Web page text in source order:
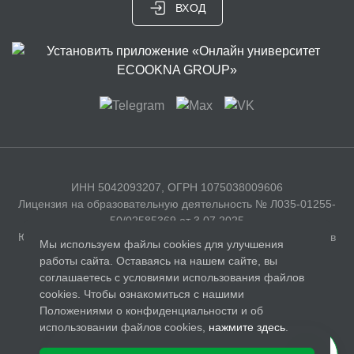
ВХОД
ИНН 5042093207, ОГРН 1075038009606
Лицензия на образовательную деятельность № Л035-01255-
50/02585369 от 3.07.2025
Юридический адрес: 141326, Московская область, г. Сергиев
Посад, с. Бужаниново, Полевая улица, д. 35
Лицензия
Политика обработки персональных данных
Мы используем файлы cookies для улучшения
работы сайта. Оставаясь на нашем сайте, вы
соглашаетесь с условиями использования файлов
cookies. Чтобы ознакомиться с нашими
Положениями о конфиденциальности и об
использовании файлов cookies, нажмите здесь